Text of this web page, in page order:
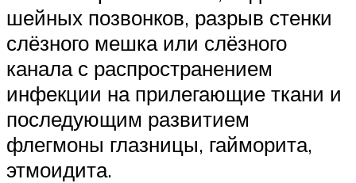
шейных позвонков, разрыв стенки
слёзного мешка или слёзного
канала с распространением
инфекции на прилегающие ткани и
последующим развитием
флегмоны глазницы, гайморита,
этмоидита.